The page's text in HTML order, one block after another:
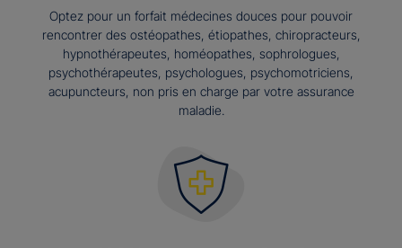
Optez pour un forfait médecines douces pour pouvoir
rencontrer des ostéopathes, étiopathes, chiropracteurs,
hypnothérapeutes, homéopathes, sophrologues,
psychothérapeutes, psychologues, psychomotriciens,
acupuncteurs, non pris en charge par votre assurance
maladie.